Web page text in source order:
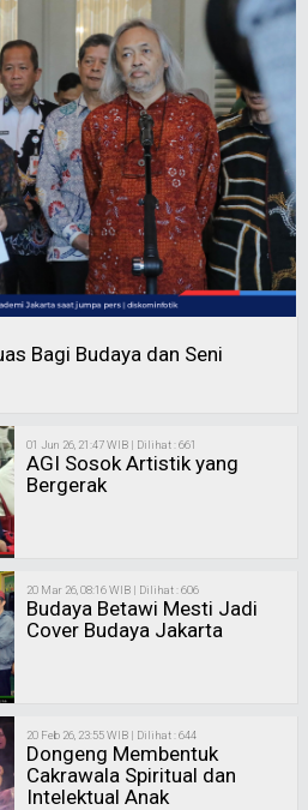
Bagi Budaya dan Seni
01 Jun 26, 21:47 WIB | Dilihat : 661
AGI Sosok Artistik yang
Bergerak
20 Mar 26, 08:16 WIB | Dilihat : 606
Budaya Betawi Mesti Jadi
Cover Budaya Jakarta
20 Feb 26, 23:55 WIB | Dilihat : 644
Dongeng Membentuk
Cakrawala Spiritual dan
Intelektual Anak